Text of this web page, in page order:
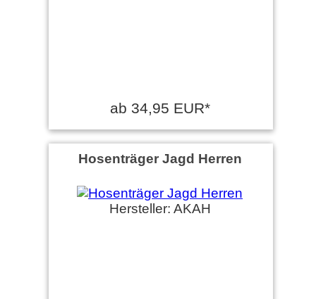
ab 34,95 EUR*
Hosenträger Jagd Herren
Hersteller: AKAH